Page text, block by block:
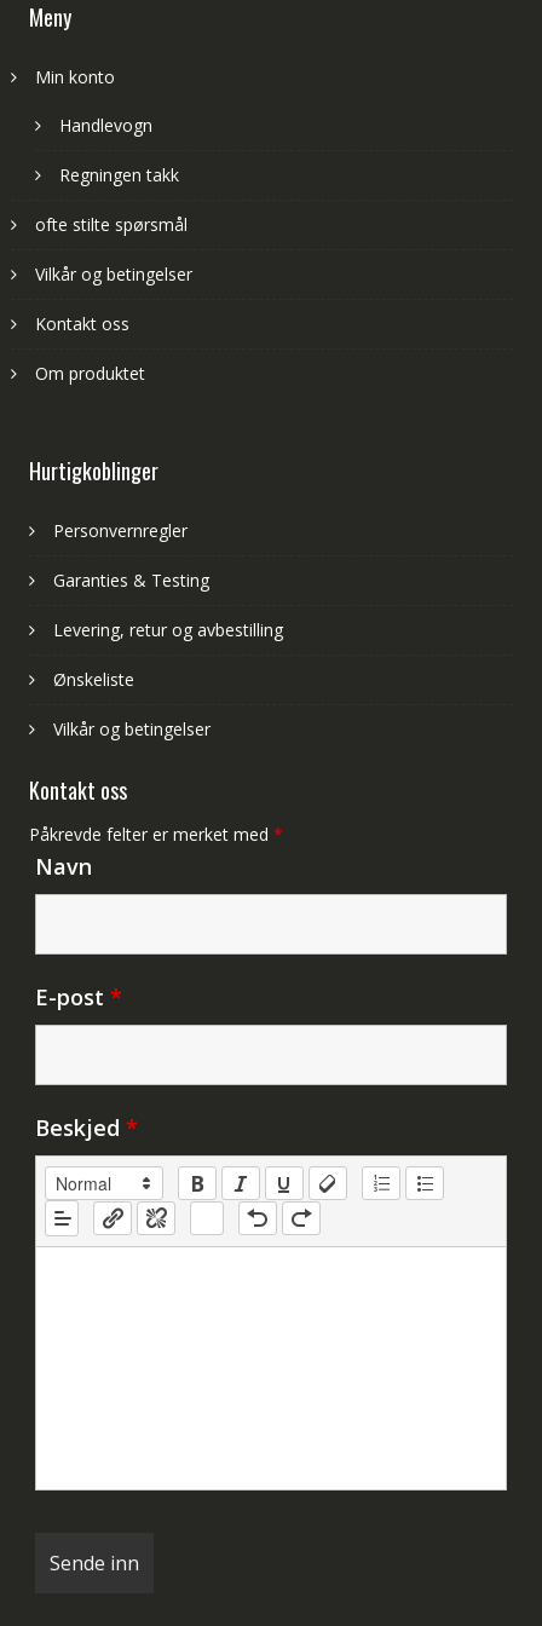
Meny
Min konto
Handlevogn
Regningen takk
ofte stilte spørsmål
Vilkår og betingelser
Kontakt oss
Om produktet
Hurtigkoblinger
Personvernregler
Garanties & Testing
Levering, retur og avbestilling
Ønskeliste
Vilkår og betingelser
Kontakt oss
Påkrevde felter er merket med *
Navn
E-post *
Beskjed *